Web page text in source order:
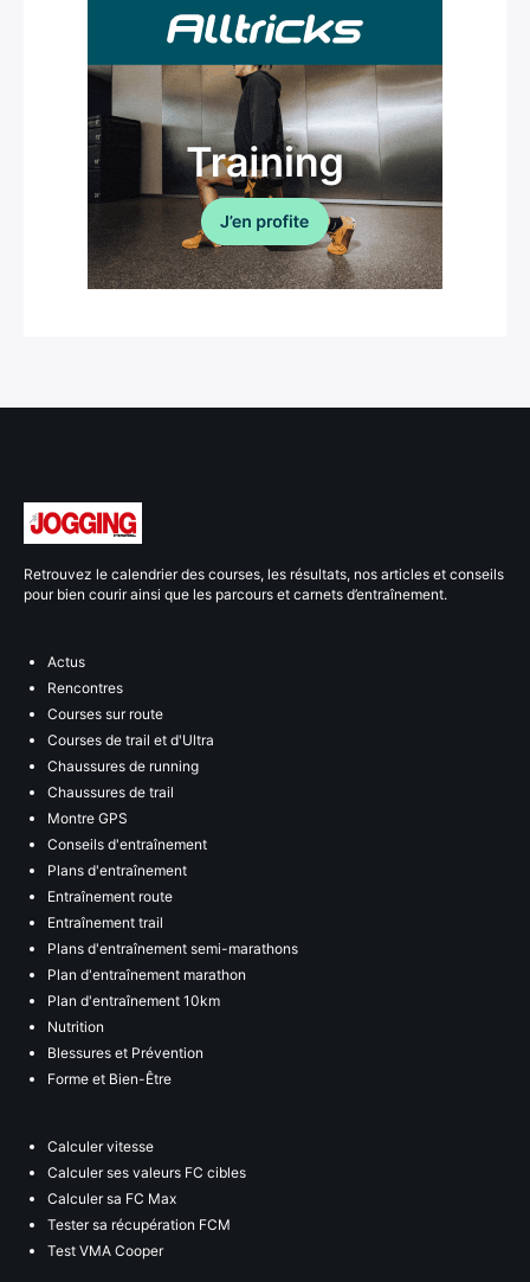
Retrouvez le calendrier des courses, les résultats, nos articles et conseils
pour bien courir ainsi que les parcours et carnets d’entraînement.
Actus
Rencontres
Courses sur route
Courses de trail et d'Ultra
Chaussures de running
Chaussures de trail
Montre GPS
Conseils d'entraînement
Plans d'entraînement
Entraînement route
Entraînement trail
Plans d'entraînement semi-marathons
Plan d'entraînement marathon
Plan d'entraînement 10km
Nutrition
Blessures et Prévention
Forme et Bien-Être
Calculer vitesse
Calculer ses valeurs FC cibles
Calculer sa FC Max
Tester sa récupération FCM
Test VMA Cooper